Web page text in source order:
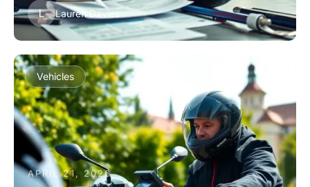
L Lauren Davies
Vehicles
APRIL 21, 2026